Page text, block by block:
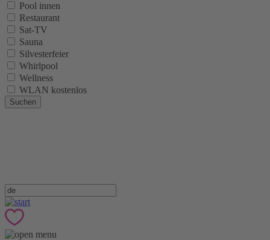
Pool innen
Restaurant
Sat-TV
Sauna
Silvesterfeier
Whirlpool
Wellness
WLAN kostenlos
Suchen